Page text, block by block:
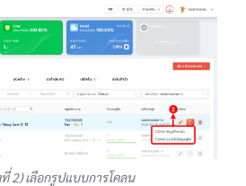
2) เลือกรูปแบบการโคลน